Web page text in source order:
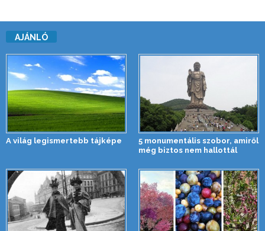
AJÁNLÓ
A világ legismertebb tájképe
5 monumentális szobor, amiről
még biztos nem hallottál